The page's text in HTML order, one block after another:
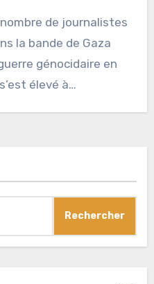
nombre de journalistes
la bande de Gaza
génocidaire en
élevé à…
Rechercher